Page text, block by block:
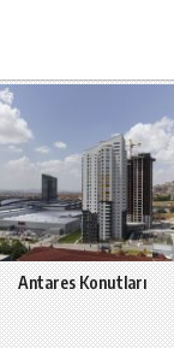
Antares Konutları